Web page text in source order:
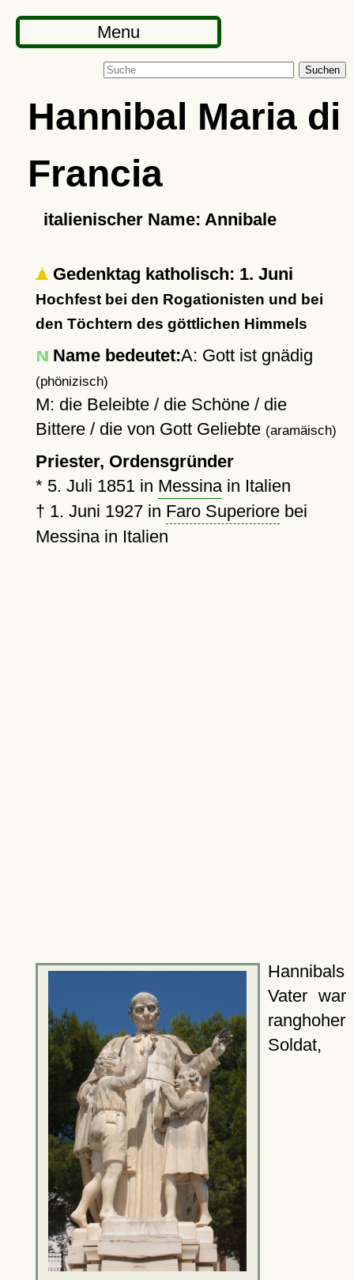
Menu
Suchen
Hannibal Maria di
Francia
italienischer Name: Annibale
Gedenktag katholisch: 1. Juni
Hochfest bei den Rogationisten und bei
den Töchtern des göttlichen Himmels
Name bedeutet:A: Gott ist gnädig
(phönizisch)
M: die Beleibte / die Schöne / die
Bittere / die von Gott Geliebte (aramäisch)
Priester, Ordensgründer
* 5. Juli 1851in Messinain Italien
† 1. Juni 1927in Faro Superiorebei
Messina in Italien
Hannibals
Vater war
ranghoher
Soldat,